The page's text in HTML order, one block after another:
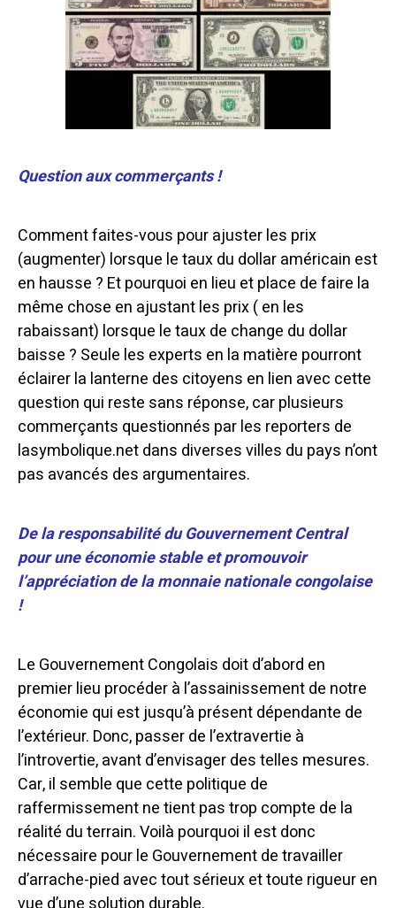
Question aux commerçants !
Comment faites-vous pour ajuster les prix
(augmenter) lorsque le taux du dollar américain est
en hausse ? Et pourquoi en lieu et place de faire la
même chose en ajustant les prix ( en les
rabaissant) lorsque le taux de change du dollar
baisse ? Seule les experts en la matière pourront
éclairer la lanterne des citoyens en lien avec cette
question qui reste sans réponse, car plusieurs
commerçants questionnés par les reporters de
lasymbolique.net dans diverses villes du pays n’ont
pas avancés des argumentaires.
De la responsabilité du Gouvernement Central
pour une économie stable et promouvoir
l’appréciation de la monnaie nationale congolaise
!
Le Gouvernement Congolais doit d’abord en
premier lieu procéder à l’assainissement de notre
économie qui est jusqu’à présent dépendante de
l’extérieur. Donc, passer de l’extravertie à
l’introvertie, avant d’envisager des telles mesures.
Car, il semble que cette politique de
raffermissement ne tient pas trop compte de la
réalité du terrain. Voilà pourquoi il est donc
nécessaire pour le Gouvernement de travailler
d’arrache-pied avec tout sérieux et toute rigueur en